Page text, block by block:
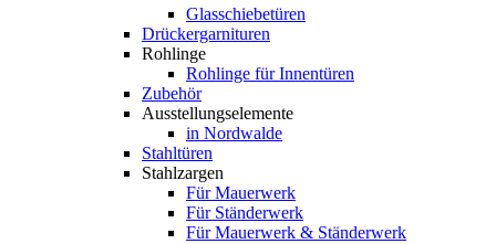
Glasschiebetüren
Drückergarnituren
Rohlinge
Rohlinge für Innentüren
Zubehör
Ausstellungselemente
in Nordwalde
Stahltüren
Stahlzargen
Für Mauerwerk
Für Ständerwerk
Für Mauerwerk & Ständerwerk